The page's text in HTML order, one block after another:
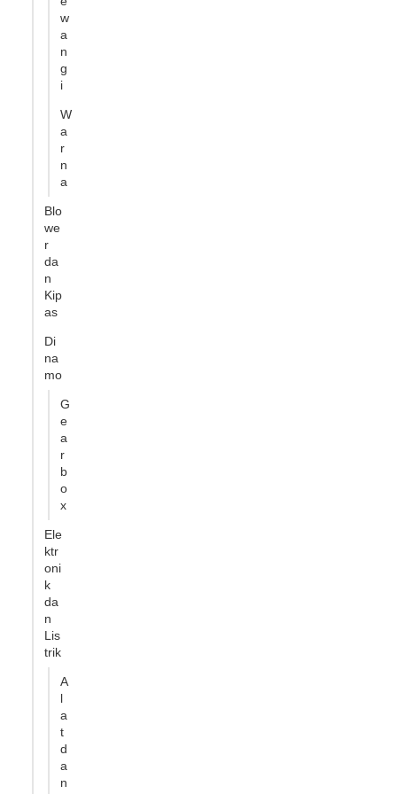
w
a
n
g
i
W
a
r
n
a
Blo
we
r
da
n
Kip
as
Di
na
mo
G
e
a
r
b
o
x
Ele
ktr
oni
k
da
n
Lis
trik
A
l
a
t
d
a
n